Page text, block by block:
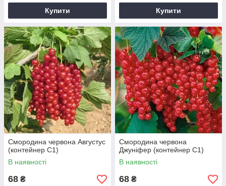
Купити Купити
Смородина червона Августус
(контейнер С1)
В наявності
68 ₴
Смородина червона
Джуніфер (контейнер С1)
В наявності
68 ₴